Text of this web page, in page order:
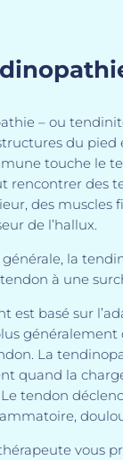
– ou
du pied
touche le
rencontrer des
des muscles
de l’hallux.
la
à une
est basé sur
généralement
La
quand la
tendon
vous